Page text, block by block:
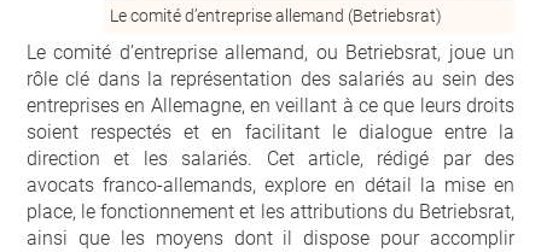
Le comité d’entreprise allemand (Betriebsrat)
Le comité d’entreprise allemand, ou Betriebsrat, joue un
rôle clé dans la représentation des salariés au sein des
entreprises en Allemagne, en veillant à ce que leurs droits
soient respectés et en facilitant le dialogue entre la
direction et les salariés. Cet article, rédigé par des
avocats franco-allemands, explore en détail la mise en
place, le fonctionnement et les attributions du Betriebsrat,
ainsi que les moyens dont il dispose pour accomplir